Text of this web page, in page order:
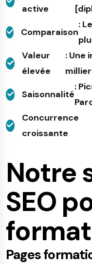
active
Comparaison
:
Valeur
élevée
: Une
Saisonnalité
:
Concurrence
croissante
Notre
SEO
Pages